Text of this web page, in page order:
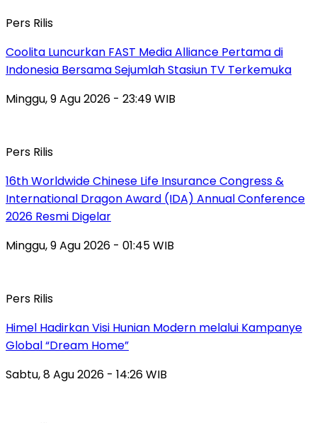
Pers Rilis
Coolita Luncurkan FAST Media Alliance Pertama di
Indonesia Bersama Sejumlah Stasiun TV Terkemuka
Minggu, 9 Agu 2026 - 23:49 WIB
Pers Rilis
16th Worldwide Chinese Life Insurance Congress &
International Dragon Award (IDA) Annual Conference
2026 Resmi Digelar
Minggu, 9 Agu 2026 - 01:45 WIB
Pers Rilis
Himel Hadirkan Visi Hunian Modern melalui Kampanye
Global “Dream Home”
Sabtu, 8 Agu 2026 - 14:26 WIB